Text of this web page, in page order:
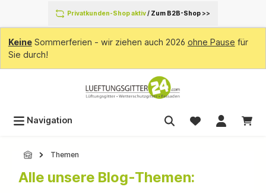
springen Privatkunden-Shop aktiv/ Zum B2B-Shop >>
KeineSommerferien - wir ziehen auch 2026 ohne Pause für
Sie durch!
Navigation
Themen
Alle unsere Blog-Themen: